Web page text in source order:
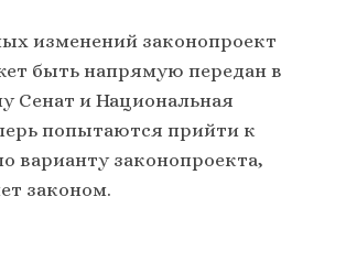
изменений законопроект
быть напрямую передан в
Сенат и Национальная
попытаются прийти к
варианту законопроекта,
законом.